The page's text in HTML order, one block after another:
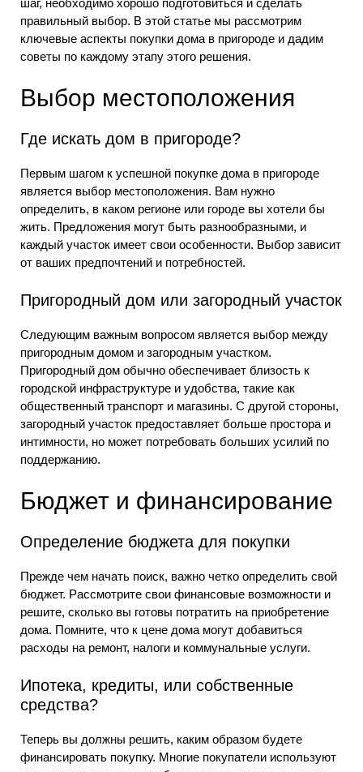
правильный выбор. В этой статье мы рассмотрим
ключевые аспекты покупки дома в пригороде и дадим
советы по каждому этапу этого решения.
Выбор местоположения
Где искать дом в пригороде?
Первым шагом к успешной покупке дома в пригороде
является выбор местоположения. Вам нужно
определить, в каком регионе или городе вы хотели бы
жить. Предложения могут быть разнообразными, и
каждый участок имеет свои особенности. Выбор зависит
от ваших предпочтений и потребностей.
Пригородный дом или загородный участок
Следующим важным вопросом является выбор между
пригородным домом и загородным участком.
Пригородный дом обычно обеспечивает близость к
городской инфраструктуре и удобства, такие как
общественный транспорт и магазины. С другой стороны,
загородный участок предоставляет больше простора и
интимности, но может потребовать больших усилий по
поддержанию.
Бюджет и финансирование
Определение бюджета для покупки
Прежде чем начать поиск, важно четко определить свой
бюджет. Рассмотрите свои финансовые возможности и
решите, сколько вы готовы потратить на приобретение
дома. Помните, что к цене дома могут добавиться
расходы на ремонт, налоги и коммунальные услуги.
Ипотека, кредиты, или собственные
средства?
Теперь вы должны решить, каким образом будете
финансировать покупку. Многие покупатели используют